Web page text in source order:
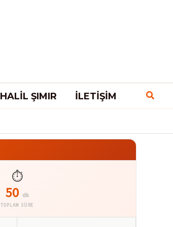
HALIL ŞIMIR İLETIŞIM
⏱️
50 dk
TOPLAM SÜRE